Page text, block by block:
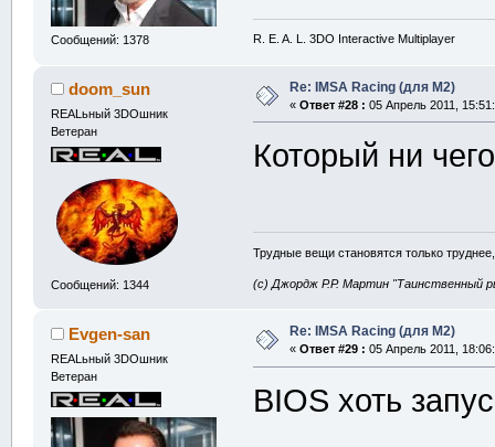
Сообщений: 1378 R. E. A. L. 3DO Interactive Multiplayer
doom_sun
REALьный 3DOшник
Ветеран
Сообщений: 1344
Re: IMSA Racing (для M2)
« Ответ #28 : 05 Апрель 2011,
Который ни
Трудные вещи становятся только
(с) Джордж Р.Р. Мартин "Таинственный
Evgen-san
REALьный 3DOшник
Ветеран
Re: IMSA Racing (для M2)
« Ответ #29 : 05 Апрель 2011,
BIOS хоть